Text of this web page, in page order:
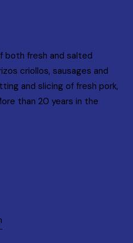
both fresh and salted
criollos, sausages and
and slicing of fresh pork,
than 20 years in the